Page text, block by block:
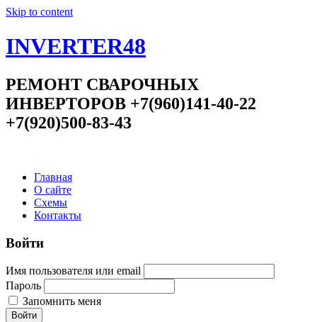
Skip to content
INVERTER48
РЕМОНТ СВАРОЧНЫХ
ИНВЕРТОРОВ +7(960)141-40-22
+7(920)500-83-43
Главная
О сайте
Схемы
Контакты
Войти
Имя пользователя или email
Пароль
Запомнить меня
Войти